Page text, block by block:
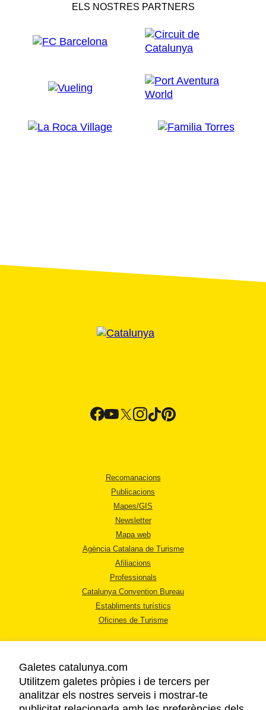
ELS NOSTRES PARTNERS
Recomanacions
Publicacions
Mapes/GIS
Newsletter
Mapa web
Agència Catalana de Turisme
Afiliacions
Professionals
Catalunya Convention Bureau
Establiments turístics
Oficines de Turisme
AVÍS LEGAL
Galetes catalunya.com
Utilitzem galetes pròpies i de tercers per
analitzar els nostres serveis i mostrar-te